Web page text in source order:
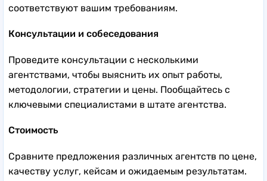
соответствуют вашим требованиям.
Консультации и собеседования
Проведите консультации с несколькими
агентствами, чтобы выяснить их опыт работы,
методологии, стратегии и цены. Пообщайтесь с
ключевыми специалистами в штате агентства.
Стоимость
Сравните предложения различных агентств по цене,
качеству услуг, кейсам и ожидаемым результатам.